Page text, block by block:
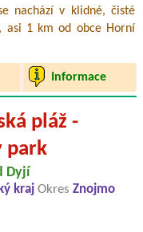
nachází v klidné, čisté
asi 1 km od obce Horní
Informace
pláž -
park
Dyjí
kraj Okres Znojmo